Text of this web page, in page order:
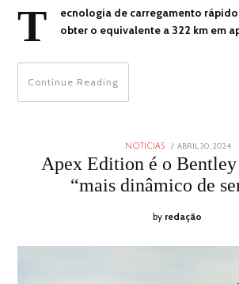
T
ecnologia de carregamento
obter o equivalente a 322 km em
Continue Reading
NOTICIAS
POSTED
ON
ABRIL 30, 2024
Apex Edition é o Bentley
“mais dinâmico de
by redação